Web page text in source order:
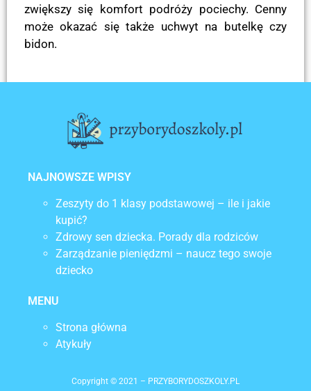
zwiększy się komfort podróży pociechy. Cenny
może okazać się także uchwyt na butelkę czy
bidon.
NAJNOWSZE WPISY
Zeszyty do 1 klasy podstawowej – ile i jakie
kupić?
Zdrowy sen dziecka. Porady dla rodziców
Zarządzanie pieniędzmi – naucz tego swoje
dziecko
MENU
Strona główna
Atykuły
Copyright © 2021 – PRZYBORYDOSZKOLY.PL